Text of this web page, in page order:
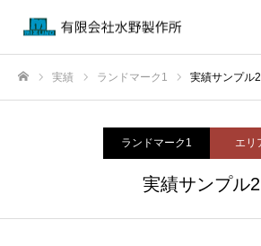
実績 ランドマーク1 実績サンプル2
ランドマーク1 エリ
実績サンプル2